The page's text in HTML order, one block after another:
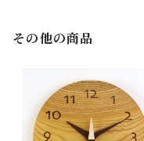
その他の商品